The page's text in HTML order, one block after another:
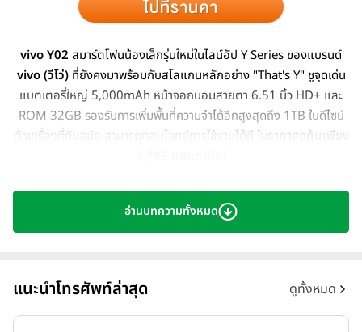
vivo Y02 สมาร์ตโฟนน้องเล็กรุ่นใหม่ในไลน์อัป Y Series ของแบรนด์
vivo (วีโว่)ที่ยังคงมาพร้อมกับสโลแกนหลักอย่าง "That's Y" ชูจุดเด่น
แบตเตอรี่ใหญ่ 5,000mAh หน้าจอถนอมสายตา 6.51 นิ้ว HD+ และ
ROM 32GB รองรับการเพิ่มพื้นที่ความจำได้อีกสูงสุดถึง 1TB ในดีไซน์
ตัวเครื่องที่ทันสมัย สามารถตอบโจทย์การใช้งานได้ดี ใน
ราคาสุดคุ้มเพียง
อ่านบทความทั้งหมด
แนะนำโทรศัพท์ล่าสุด ดูทั้งหมด